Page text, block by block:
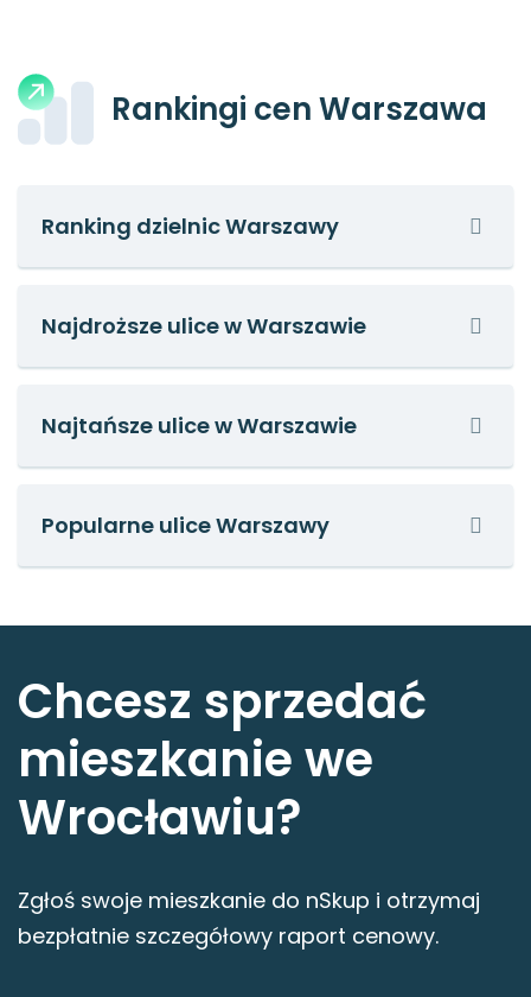
Rankingi cen Warszawa
Ranking dzielnic Warszawy
Najdroższe ulice w Warszawie
Najtańsze ulice w Warszawie
Popularne ulice Warszawy
Chcesz sprzedać
mieszkanie we
Wrocławiu?
Zgłoś swoje mieszkanie do nSkup i otrzymaj
bezpłatnie szczegółowy raport cenowy.